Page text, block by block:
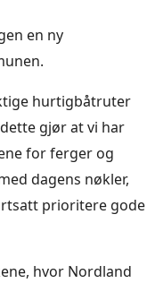
en ny
hurtigbåtruter
gjør at vi har
for ferger og
dagens nøkler,
prioritere gode
hvor Nordland